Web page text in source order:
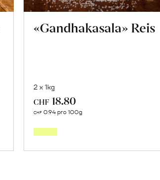
«Gandhakasala» Reis
2 x 1kg
CHF 18.80
CHF 0.94 pro 100g